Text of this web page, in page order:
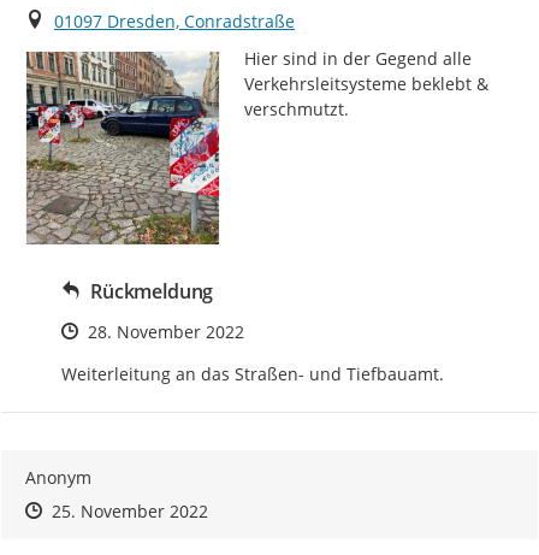
Ort
01097 Dresden, Conradstraße
Hier sind in der Gegend alle
Verkehrsleitsysteme beklebt &
verschmutzt.
Rückmeldung
Zeitpunkt des Erstellens
28. November 2022
Weiterleitung an das Straßen- und Tiefbauamt.
Anonym
Zeitpunkt des Erstellens
Zeitpunkt des Erstellens
25. November 2022Zur Äußerung